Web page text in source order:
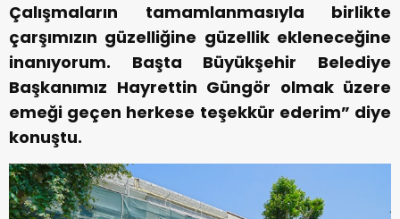
Çalışmaların tamamlanmasıyla birlikte
çarşımızın güzelliğine güzellik ekleneceğine
inanıyorum. Başta Büyükşehir Belediye
Başkanımız Hayrettin Güngör olmak üzere
emeği geçen herkese teşekkür ederim” diye
konuştu.